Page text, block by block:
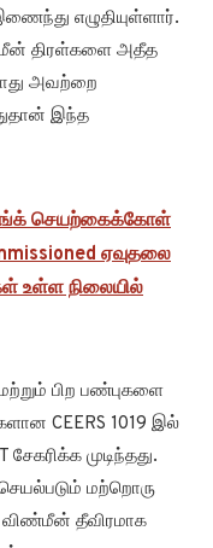
எழுதியுள்ளார்.
திரள்களை அதீத
அவற்றை
இந்த
செயற்கைக்கோள்
ஏவுதலை
உள்ள நிலையில்
பிற பண்புகளை
CEERS 1019 இல்
முடிந்தது.
மற்றொரு
தீவிரமாக